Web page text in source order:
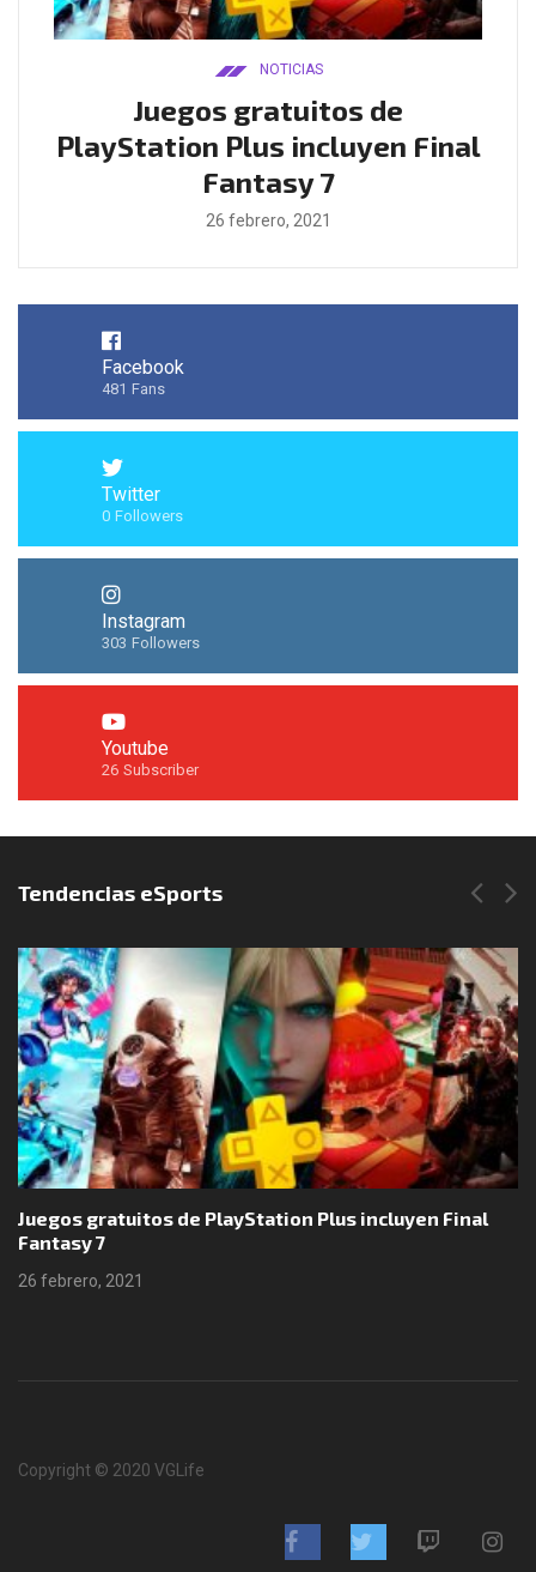
NOTICIAS
Juegos gratuitos de
PlayStation Plus incluyen Final
Fantasy 7
26 febrero, 2021
Facebook
481 Fans
Twitter
0 Followers
Instagram
303 Followers
Youtube
26 Subscriber
Síguenos en Instagram
Tendencias eSports
Juegos gratuitos de PlayStation Plus incluyen Final
Fantasy 7
26 febrero, 2021
Copyright © 2020 VGLife